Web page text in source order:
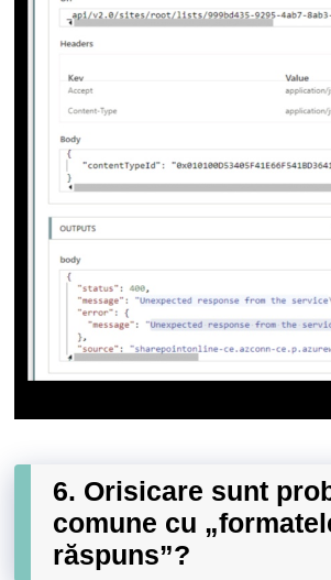
6. Orisicare sunt
comune cu
răspuns”?